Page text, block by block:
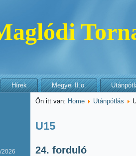
Hírek Megyei II.o.
2026
Ön itt van: Home Utánpótlás
U15
24. forduló